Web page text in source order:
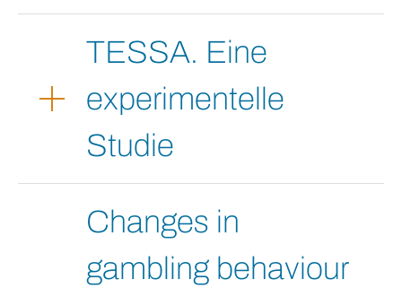
TESSA. Eine
experimentelle
Studie
Changes in
gambling behaviour